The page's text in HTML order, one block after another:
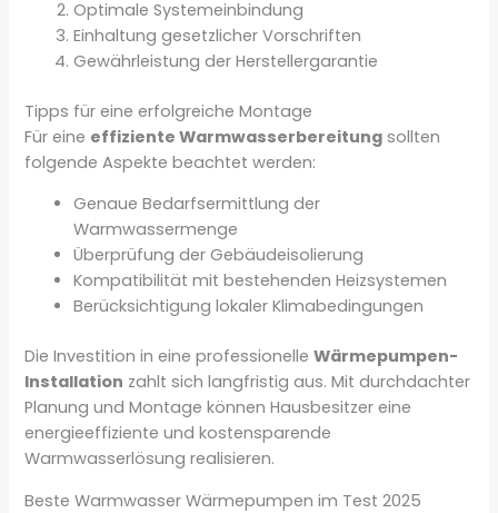
Optimale Systemeinbindung
Einhaltung gesetzlicher Vorschriften
Gewährleistung der Herstellergarantie
Tipps für eine erfolgreiche Montage
Für eine effiziente Warmwasserbereitung sollten
folgende Aspekte beachtet werden:
Genaue Bedarfsermittlung der
Warmwassermenge
Überprüfung der Gebäudeisolierung
Kompatibilität mit bestehenden Heizsystemen
Berücksichtigung lokaler Klimabedingungen
Die Investition in eine professionelleWärmepumpen-
Installation zahlt sich langfristig aus. Mit durchdachter
Planung und Montage können Hausbesitzer eine
energieeffiziente und kostensparende
Warmwasserlösung realisieren.
Beste Warmwasser Wärmepumpen im Test 2025